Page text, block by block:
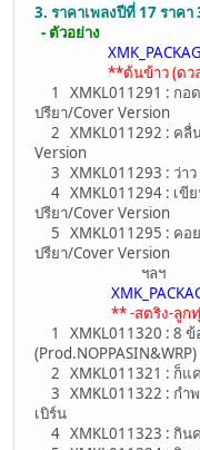
3. ราคาเพลงปีที่ 17 ราค
- ตัวอย่าง
**ต้นข้าว (ดว
1 XMKL011291 : กอ
ปรียา/Cover Version
2 XMKL011292 : คลื่น
Version
3 XMKL011293 : ว่าว
4 XMKL011294 : เขีย
ปรียา/Cover Version
5 XMKL011295 : คอย
ปรียา/Cover Version
ฯลฯ
** -สตริง-ลูก
1 XMKL011320 : 8 ข้อ
(Prod.NOPPASIN&WRP)
2 XMKL011321 : ก็แค่
3 XMKL011322 : กำ
เบิร์น
4 XMKL011323 : กิน